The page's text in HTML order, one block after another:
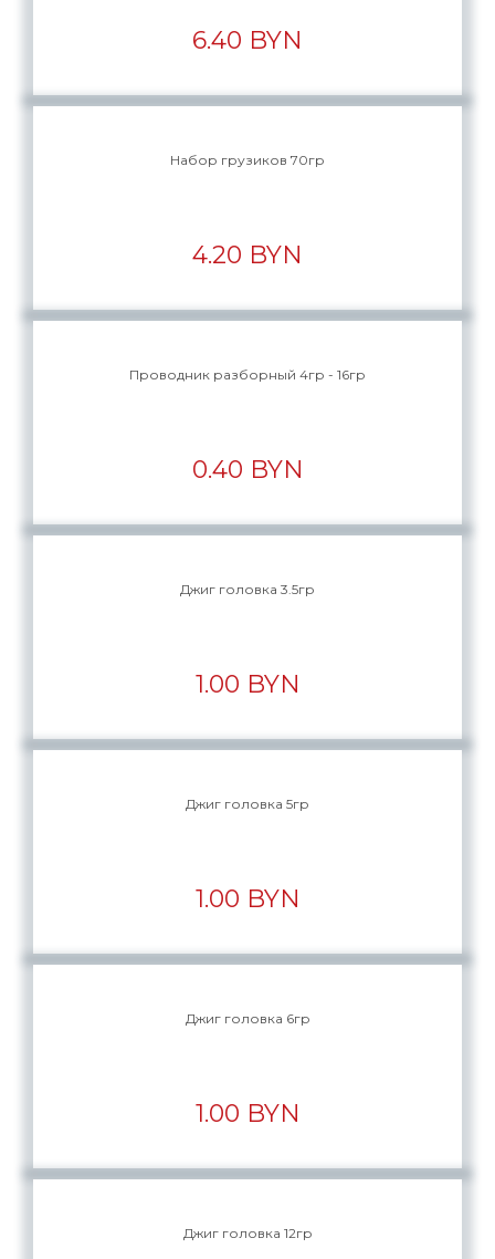
6.40 BYN
Набор грузиков 70гр
4.20 BYN
Проводник разборный 4гр - 16гр
0.40 BYN
Джиг головка 3.5гр
1.00 BYN
Джиг головка 5гр
1.00 BYN
Джиг головка 6гр
1.00 BYN
Джиг головка 12гр